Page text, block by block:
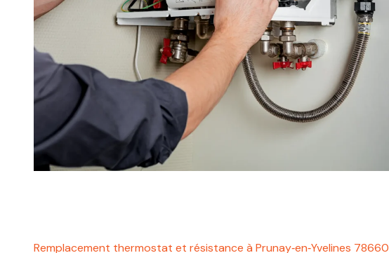
Remplacement thermostat et résistance à Prunay‑en‑Yvelines 78660